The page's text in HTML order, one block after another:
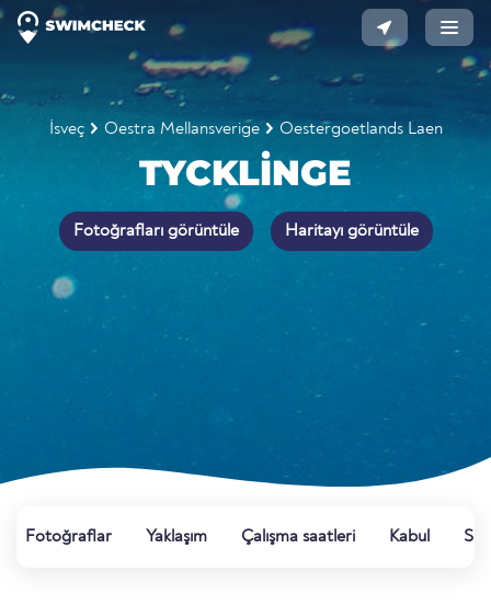
İsveç Oestra Mellansverige Oestergoetlands Laen
TYCKLINGE
Fotoğrafları görüntüle Haritayı görüntüle
Fotoğraflar Yaklaşım Çalışma saatleri Kabul Su